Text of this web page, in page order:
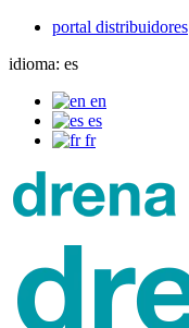
portal distribuidores
idioma: es
en
es
fr